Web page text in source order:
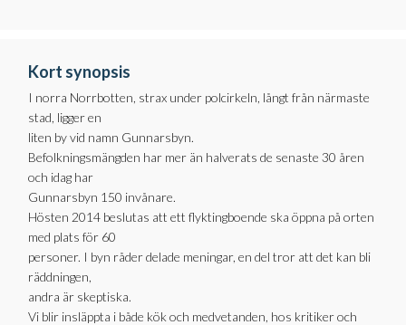
Kort synopsis
I norra Norrbotten, strax under polcirkeln, långt från närmaste
stad, ligger en
liten by vid namn Gunnarsbyn.
Befolkningsmängden har mer än halverats de senaste 30 åren
och idag har
Gunnarsbyn 150 invånare.
Hösten 2014 beslutas att ett flyktingboende ska öppna på orten
med plats för 60
personer. I byn råder delade meningar, en del tror att det kan bli
räddningen,
andra är skeptiska.
Vi blir insläppta i både kök och medvetanden, hos kritiker och